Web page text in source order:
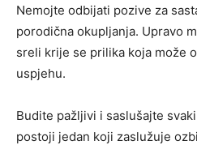
Nemojte odbijati pozive za
porodična okupljanja. Upravo
sreli krije se prilika koja može
uspjehu.
Budite pažljivi i saslušajte
postoji jedan koji zaslužuje